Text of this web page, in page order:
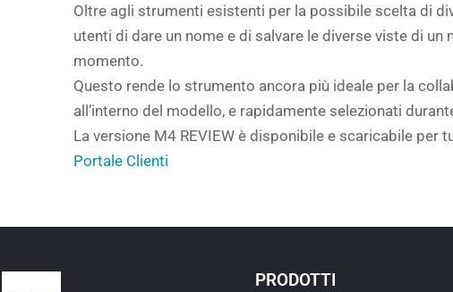
Oltre agli strumenti esistenti per la possibile scelta di
utenti di dare un nome e di salvare le diverse viste di
momento.
Questo rende lo strumento ancora più ideale per la
all’interno del modello, e rapidamente selezionati
La versione M4 REVIEW è disponibile e scaricabile per
Portale Clienti
PRODOTTI